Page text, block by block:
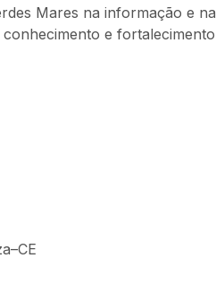
Mares na informação e na
e fortalecimento